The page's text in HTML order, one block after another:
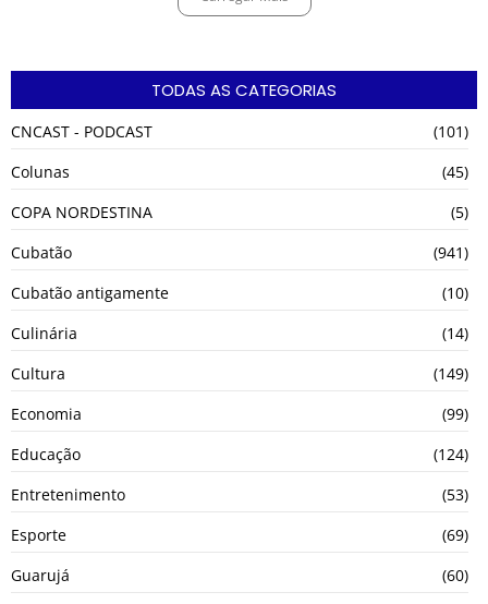
TODAS AS CATEGORIAS
CNCAST - PODCAST
(101)
Colunas
(45)
COPA NORDESTINA
(5)
Cubatão
(941)
Cubatão antigamente
(10)
Culinária
(14)
Cultura
(149)
Economia
(99)
Educação
(124)
Entretenimento
(53)
Esporte
(69)
Guarujá
(60)